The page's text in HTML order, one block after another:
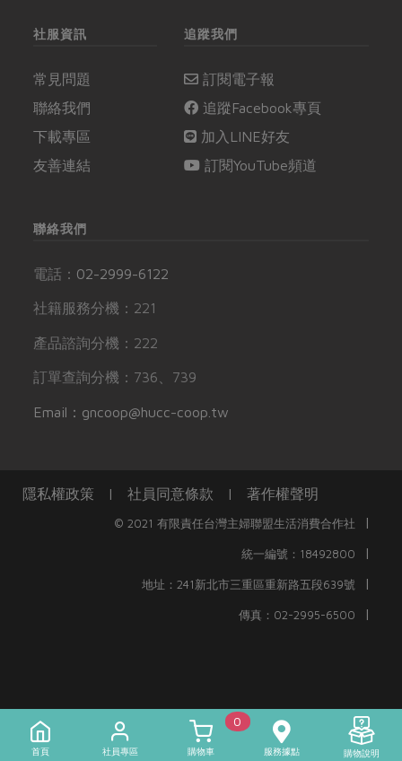
社服資訊
常見問題
聯絡我們
下載專區
友善連結
追蹤我們
訂閱電子報
追蹤Facebook專頁
加入LINE好友
訂閱YouTube頻道
聯絡我們
電話： 02-2999-6122
社籍服務分機：221
產品諮詢分機：222
訂單查詢分機：736、739
Email：gncoop@hucc-coop.tw
隱私權政策 | 社員同意條款 | 著作權聲明
© 2021 有限責任台灣主婦聯盟生活消費合作社 |
統一編號：18492800 |
地址：241新北市三重區重新路五段639號 |
傳真：02-2995-6500 |
首頁 社員專區
0
購物車 服務據點 購物說明